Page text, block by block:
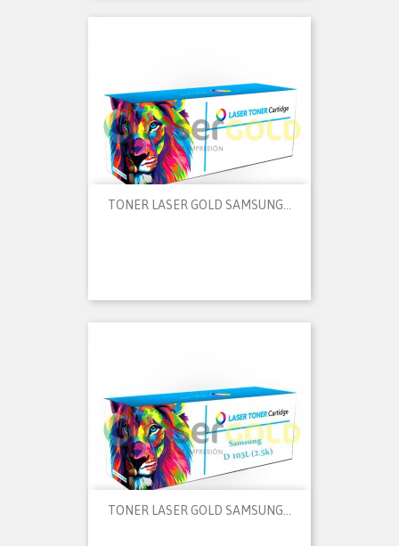
TONER LASER GOLD SAMSUNG...
TONER LASER GOLD SAMSUNG...